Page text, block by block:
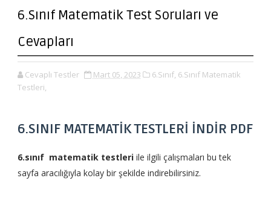
6.Sınıf Matematik Test Soruları ve
Cevapları
Cevaplı Testler Mart 05, 2023 6.Sınıf, 6.Sınıf Matematik
Testleri,
6.SINIF MATEMATİK TESTLERİ İNDİR PDF
6.sınıf matematik testleriile ilgili çalışmaları bu tek
sayfa aracılığıyla kolay bir şekilde indirebilirsiniz.